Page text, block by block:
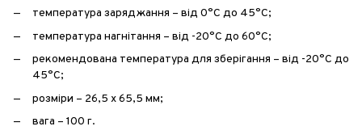
температура заряджання – від 0°C до 45°C;
температура нагнітання – від -20°C до 60°C;
рекомендована температура для зберігання – від -20°C до
45°C;
розміри – 26,5 х 65,5 мм;
вага – 100 г.